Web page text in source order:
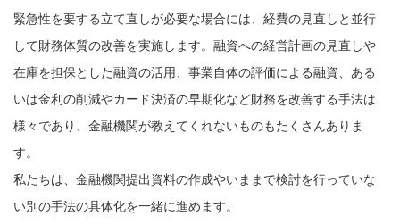
緊急性を要する立て直しが必要な場合には、経費の見直しと並行
して財務体質の改善を実施します。融資への経営計画の見直しや
在庫を担保とした融資の活用、事業自体の評価による融資、ある
いは金利の削減やカード決済の早期化など財務を改善する手法は
様々であり、金融機関が教えてくれないものもたくさんありま
す。
私たちは、金融機関提出資料の作成やいままで検討を行っていな
い別の手法の具体化を一緒に進めます。